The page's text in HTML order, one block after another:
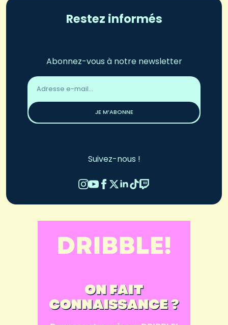
Restez informés
Abonnez-vous à notre newsletter
Adresse
email
JE M’ABONNE
Suivez-nous !